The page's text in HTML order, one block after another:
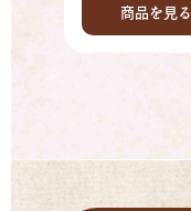
商品を見る